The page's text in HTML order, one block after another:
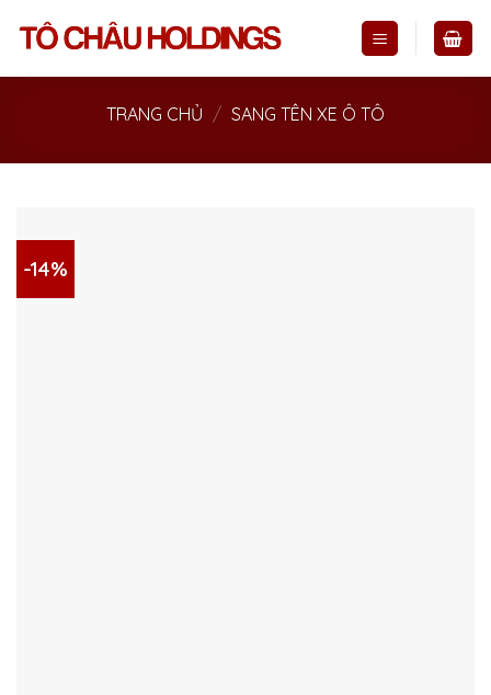
TRANG CHỦ / SANG TÊN XE Ô TÔ
-14%